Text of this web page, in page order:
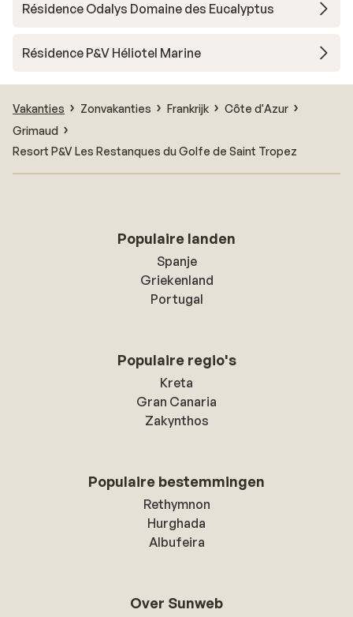
Résidence Odalys Domaine des Eucalyptus
Résidence P&V Héliotel Marine
Vakanties Zonvakanties Frankrijk
Côte d'Azur
Grimaud
Resort P&V Les Restanques du Golfe de Saint Tropez
Populaire landen
Spanje
Griekenland
Portugal
Populaire regio's
Kreta
Gran Canaria
Zakynthos
Populaire bestemmingen
Rethymnon
Hurghada
Albufeira
Over Sunweb